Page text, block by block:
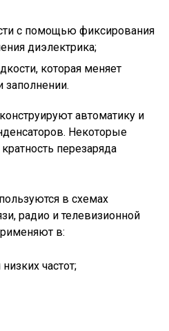
с помощью фиксирования
диэлектрика;
которая меняет
заполнении.
автоматику и
Некоторые
перезаряда
в схемах
радио и телевизионной
в:
частот;